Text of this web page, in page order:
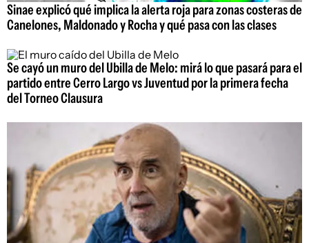
Sinae explicó qué implica la alerta roja para zonas costeras de
Canelones, Maldonado y Rocha y qué pasa con las clases
Se cayó un muro del Ubilla de Melo: mirá lo que pasará para el
partido entre Cerro Largo vs Juventud por la primera fecha
del Torneo Clausura